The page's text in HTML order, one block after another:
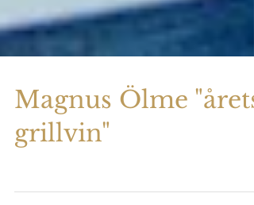
Magnus Ölme "årets